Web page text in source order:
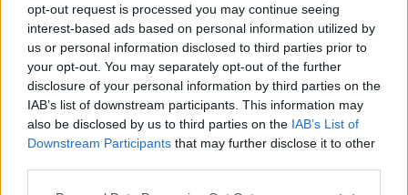
opt-out request is processed you may continue seeing
interest-based ads based on personal information utilized by
us or personal information disclosed to third parties prior to
your opt-out. You may separately opt-out of the further
disclosure of your personal information by third parties on the
IAB’s list of downstream participants. This information may
also be disclosed by us to third parties on the IAB’s List of
Downstream Participants that may further disclose it to other
25 Ιουλίου 2026, 08:29